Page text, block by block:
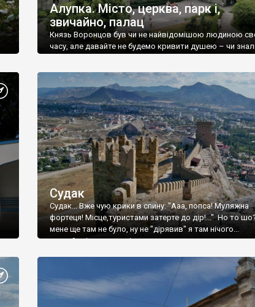
Алупка. Місто, церква, парк і,
звичайно, палац
Князь Воронцов був чи не найвідомішою людиною
часу, але давайте не будемо кривити душею – чи
Судак
Судак... Вже чую крики в спину: "Ааа, попса! Муляжна
фортеця! Місце,туристами затерте до дір!..." Но то
мене ще там не було, ну не "дірявив" я там нічого...
принаймні до цього літа.